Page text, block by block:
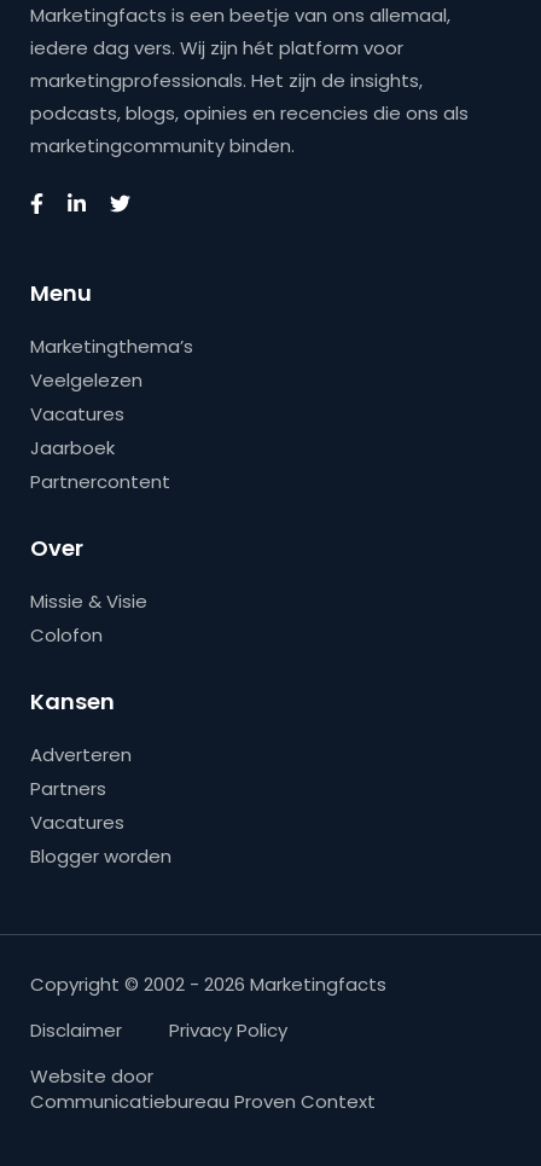
Marketingfacts is een beetje van ons allemaal,
iedere dag vers. Wij zijn hét platform voor
marketingprofessionals. Het zijn de insights,
podcasts, blogs, opinies en recencies die ons als
marketingcommunity binden.
Menu
Marketingthema’s
Veelgelezen
Vacatures
Jaarboek
Partnercontent
Over
Missie & Visie
Colofon
Kansen
Adverteren
Partners
Vacatures
Blogger worden
Copyright © 2002 - 2026 Marketingfacts
Disclaimer
Privacy Policy
Website door
Communicatiebureau Proven Context